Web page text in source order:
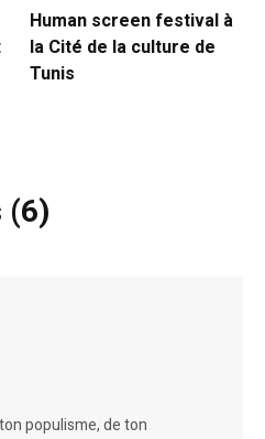
Human screen festival à
la Cité de la culture de
Tunis
(6)
populisme, de ton